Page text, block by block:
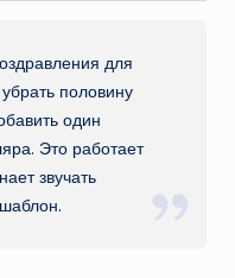
для
половину
один
Это работает
звучать